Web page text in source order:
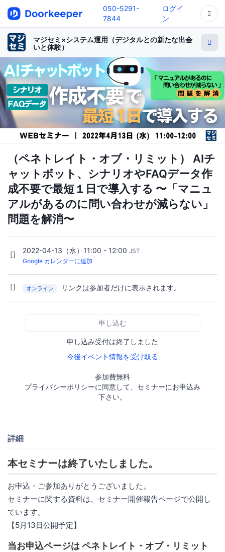
050-5291-
7844
ログイ
ン
マジセミ×システム運用（デジタルとの新たな出会
いと体験）
（ペネトレイト・オブ・リミット） AIチ
ャットボット、シナリオやFAQデータ作
成不要で最短１日で導入する 〜「マニュ
アルがあるのに問い合わせが減らない」
問題を解消〜
2022-04-13（水）11:00 - 12:00 JST
Google カレンダーに追加
オンライン リンクは参加者だけに表示されます。
申し込む
申し込み受付は終了しました
今後イベント情報を受け取る
参加費無料
プライバシーポリシーに同意して、セミナーにお申込み
下さい。
詳細
本セミナーは終了いたしました。
お申込・ご参加ありがとうございました。
セミナーに関する資料は、セミナー開催報告ページで公開し
ています。
【5月13日公開予定】
当お申込ページは ペネトレイト・オブ・リミット